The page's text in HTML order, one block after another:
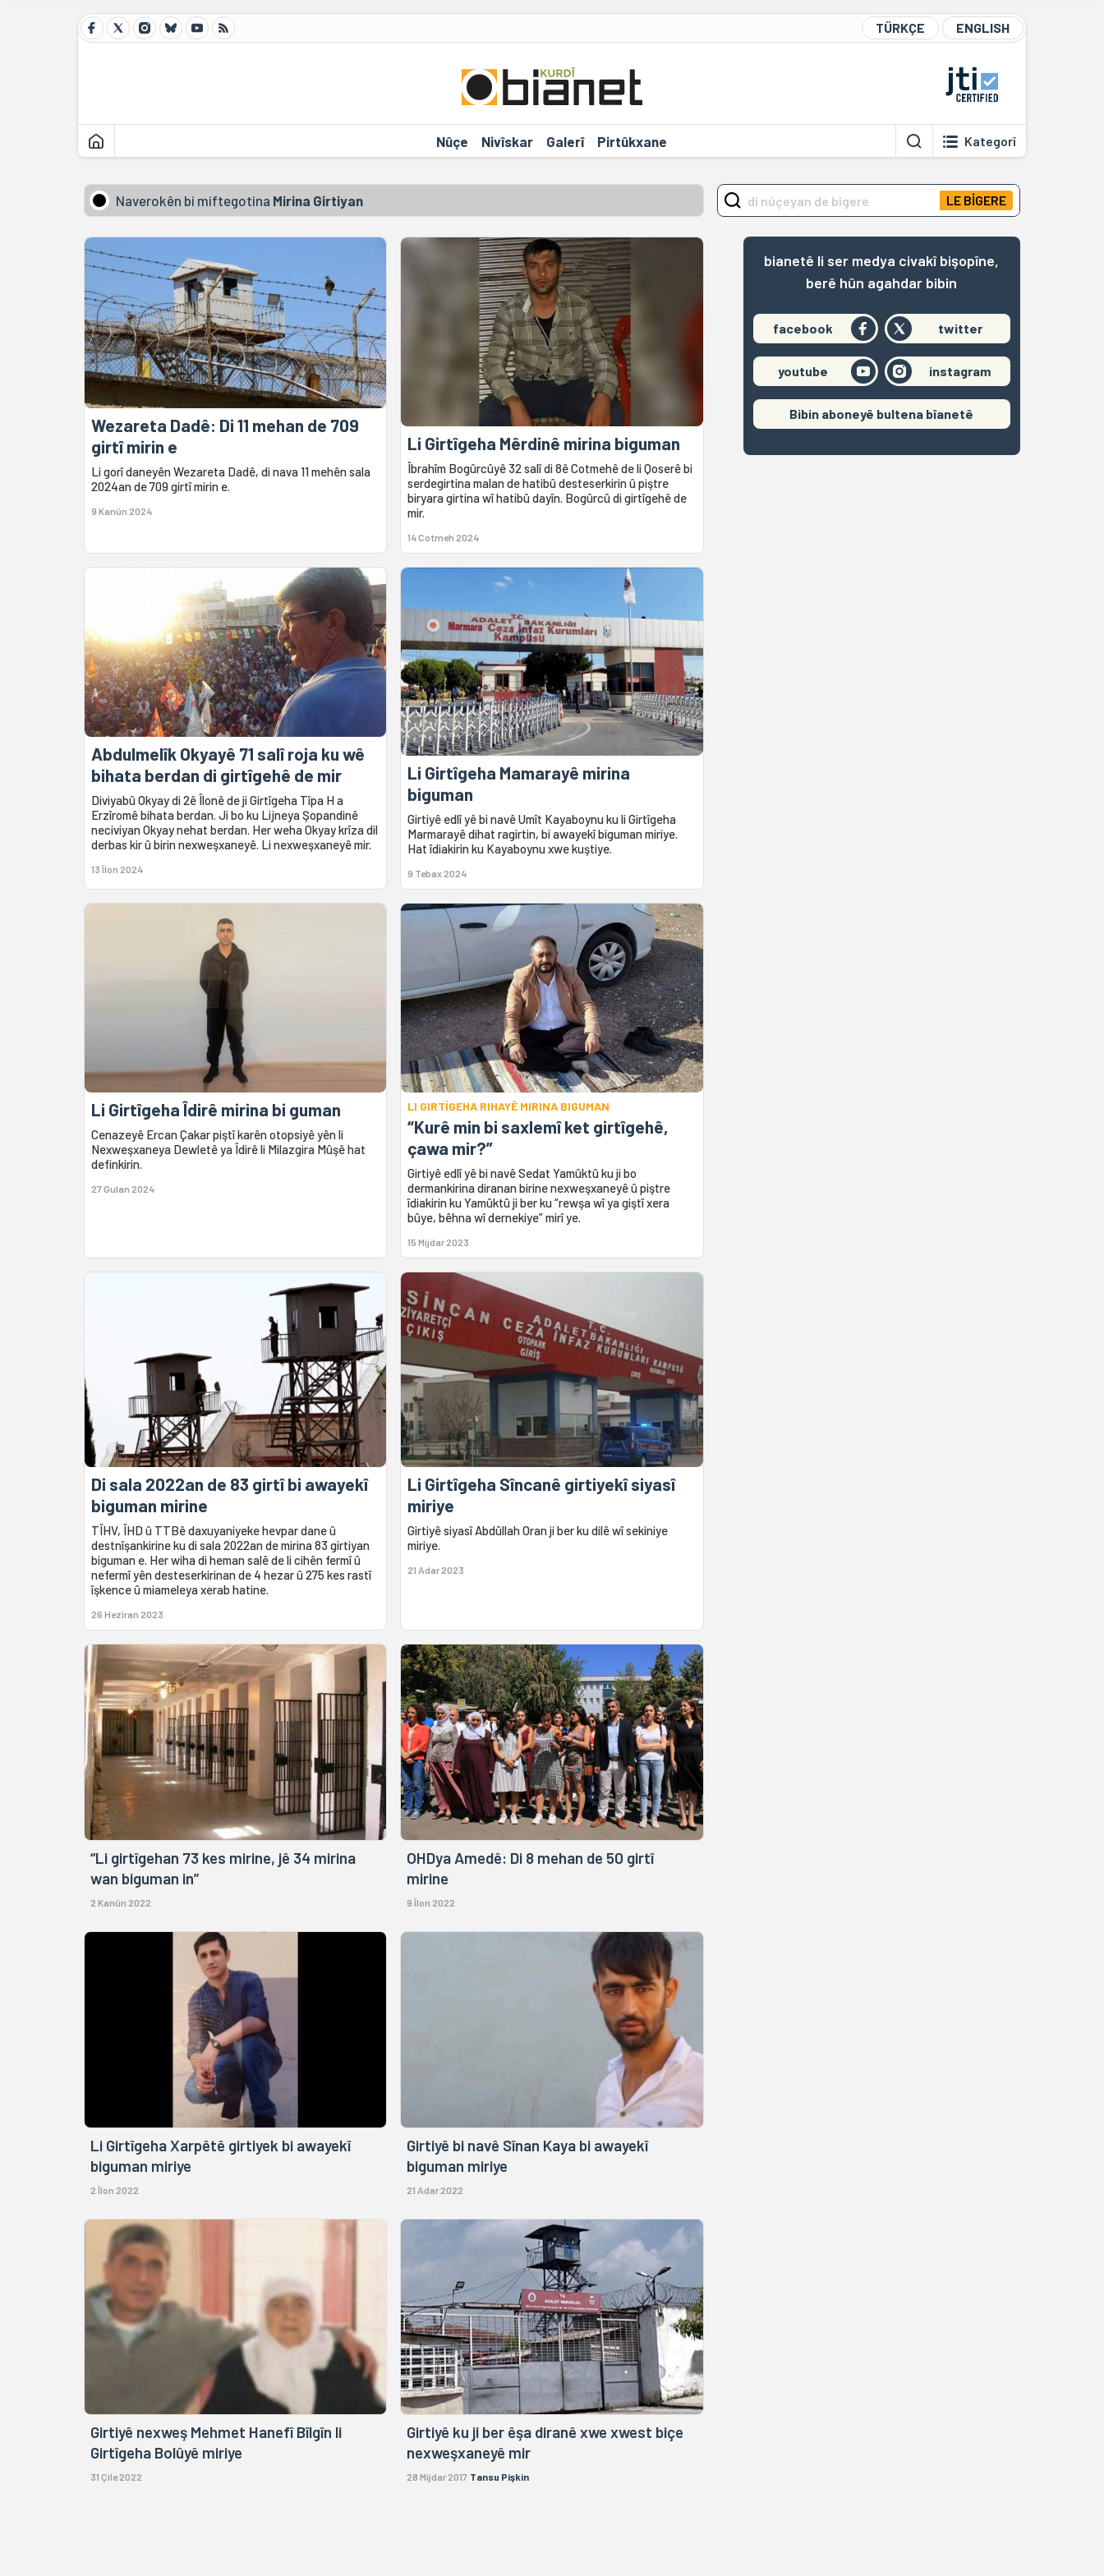
TÜRKÇE ENGLISH
Nûçe Nivîskar Galerî Pirtûkxane Kategorî
Naverokên bi miftegotina Mirina Girtiyan
Wezareta Dadê: Di 11 mehan de 709
girtî mirin e
Li gorî daneyên Wezareta Dadê, di nava 11 mehên sala
2024an de 709 girtî mirin e.
9 Kanûn 2024
Li Girtîgeha Mêrdinê mirina biguman
Îbrahîm Bogûrcûyê 32 salî di 8ê Cotmehê de li Qoserê bi
serdegirtina malan de hatibû desteserkirin û piştre
biryara girtina wî hatibû dayîn. Bogûrcû di girtîgehê de
mir.
14 Cotmeh 2024
Abdulmelîk Okyayê 71 ​​salî roja ku wê
bihata berdan di girtîgehê de mir
Diviyabû Okyay di 2ê Îlonê de ji Girtîgeha Tîpa H a
Erzîromê bihata berdan. Ji bo ku Lijneya Şopandinê
neciviyan Okyay nehat berdan. Her weha Okyay krîza dil
derbas kir û birin nexweşxaneyê. Li nexweşxaneyê mir.
13 Îlon 2024
Li Girtîgeha Mamarayê mirina
biguman
Girtiyê edlî yê bi navê Umît Kayaboynu ku li Girtîgeha
Marmarayê dihat ragirtin, bi awayekî biguman miriye.
Hat îdiakirin ku Kayaboynu xwe kuştiye.
9 Tebax 2024
Li Girtîgeha Îdirê mirina bi guman
Cenazeyê Ercan Çakar piştî karên otopsiyê yên li
Nexweşxaneya Dewletê ya Îdirê li Milazgira Mûşê hat
definkirin.
27 Gulan 2024
LI GIRTÎGEHA RIHAYÊ MIRINA BIGUMAN
“Kurê min bi saxlemî ket girtîgehê,
çawa mir?”
Girtiyê edlî yê bi navê Sedat Yamûktû ku ji bo
dermankirina diranan birine nexweşxaneyê û piştre
îdiakirin ku Yamûktû ji ber ku “rewşa wî ya giştî xera
bûye, bêhna wî dernekiye” mirî ye.
15 Mijdar 2023
Di sala 2022an de 83 girtî bi awayekî
biguman mirine
TÎHV, ÎHD û TTBê daxuyaniyeke hevpar dane û
destnîşankirine ku di sala 2022an de mirina 83 girtiyan
biguman e. Her wiha di heman salê de li cihên fermî û
nefermî yên desteserkirinan de 4 hezar û 275 kes rastî
îşkence û miameleya xerab hatine.
26 Hezîran 2023
Li Girtîgeha Sîncanê girtiyekî siyasî
miriye
Girtiyê siyasî Abdûllah Oran ji ber ku dilê wî sekiniye
miriye.
21 Adar 2023
“Li girtîgehan 73 kes mirine, jê 34 mirina
wan biguman in”
2 Kanûn 2022
OHDya Amedê: Di 8 mehan de 50 girtî
mirine
9 Îlon 2022
Li Girtîgeha Xarpêtê girtiyek bi awayekî
biguman miriye
2 Îlon 2022
Girtiyê bi navê Sînan Kaya bi awayekî
biguman miriye
21 Adar 2022
Girtiyê nexweş Mehmet Hanefî Bîlgîn li
Girtîgeha Bolûyê miriye
31 Çile 2022
Girtiyê ku ji ber êşa diranê xwe xwest biçe
nexweşxaneyê mir
28 Mijdar 2017 Tansu Pişkin
LE BİGERE
bianetê li ser medya civakî bişopîne,
berê hûn agahdar bibin
facebook twitter
youtube instagram
Bibin aboneyê bultena bîanetê